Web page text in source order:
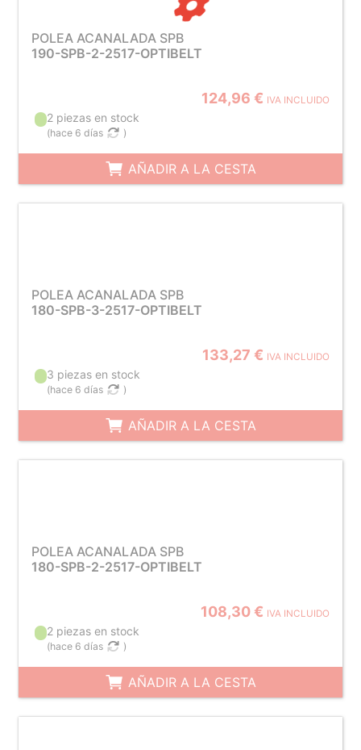
POLEA ACANALADA SPB
190-SPB-2-2517-OPTIBELT
124,96 € IVA INCLUIDO
2 piezas en stock
(hace 6 días )
AÑADIR A LA CESTA
POLEA ACANALADA SPB
180-SPB-3-2517-OPTIBELT
133,27 € IVA INCLUIDO
3 piezas en stock
(hace 6 días )
AÑADIR A LA CESTA
POLEA ACANALADA SPB
180-SPB-2-2517-OPTIBELT
108,30 € IVA INCLUIDO
2 piezas en stock
(hace 6 días )
AÑADIR A LA CESTA